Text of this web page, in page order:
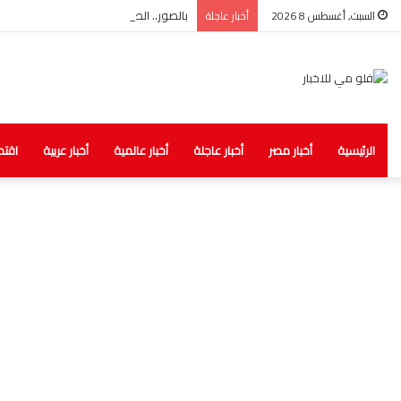
السبت, أغسطس 8 2026 أخبار عاجلة بالصور.. الصحة: ضبط مخزن غير مرخص
الرئيسية أخبار مصر أخبار عاجلة أخبار عالمية أخبار عربية